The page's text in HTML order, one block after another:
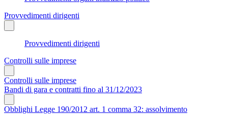
Provvedimenti dirigenti
Provvedimenti dirigenti
Controlli sulle imprese
Controlli sulle imprese
Bandi di gara e contratti fino al 31/12/2023
Obblighi Legge 190/2012 art. 1 comma 32: assolvimento